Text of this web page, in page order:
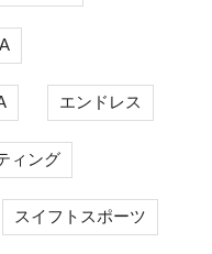
エンドレス
ィング
スイフトスポーツ